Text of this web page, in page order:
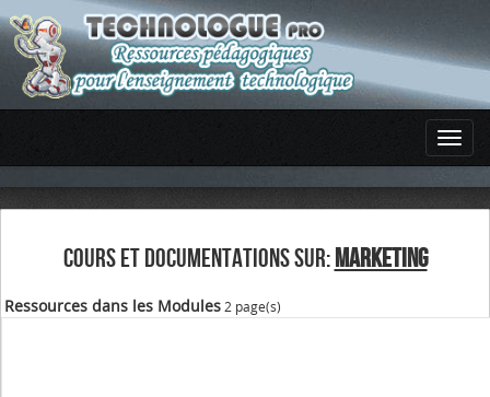
COURS ET DOCUMENTATIONS SUR: MARKETING
Ressources dans les Modules 2 page(s)